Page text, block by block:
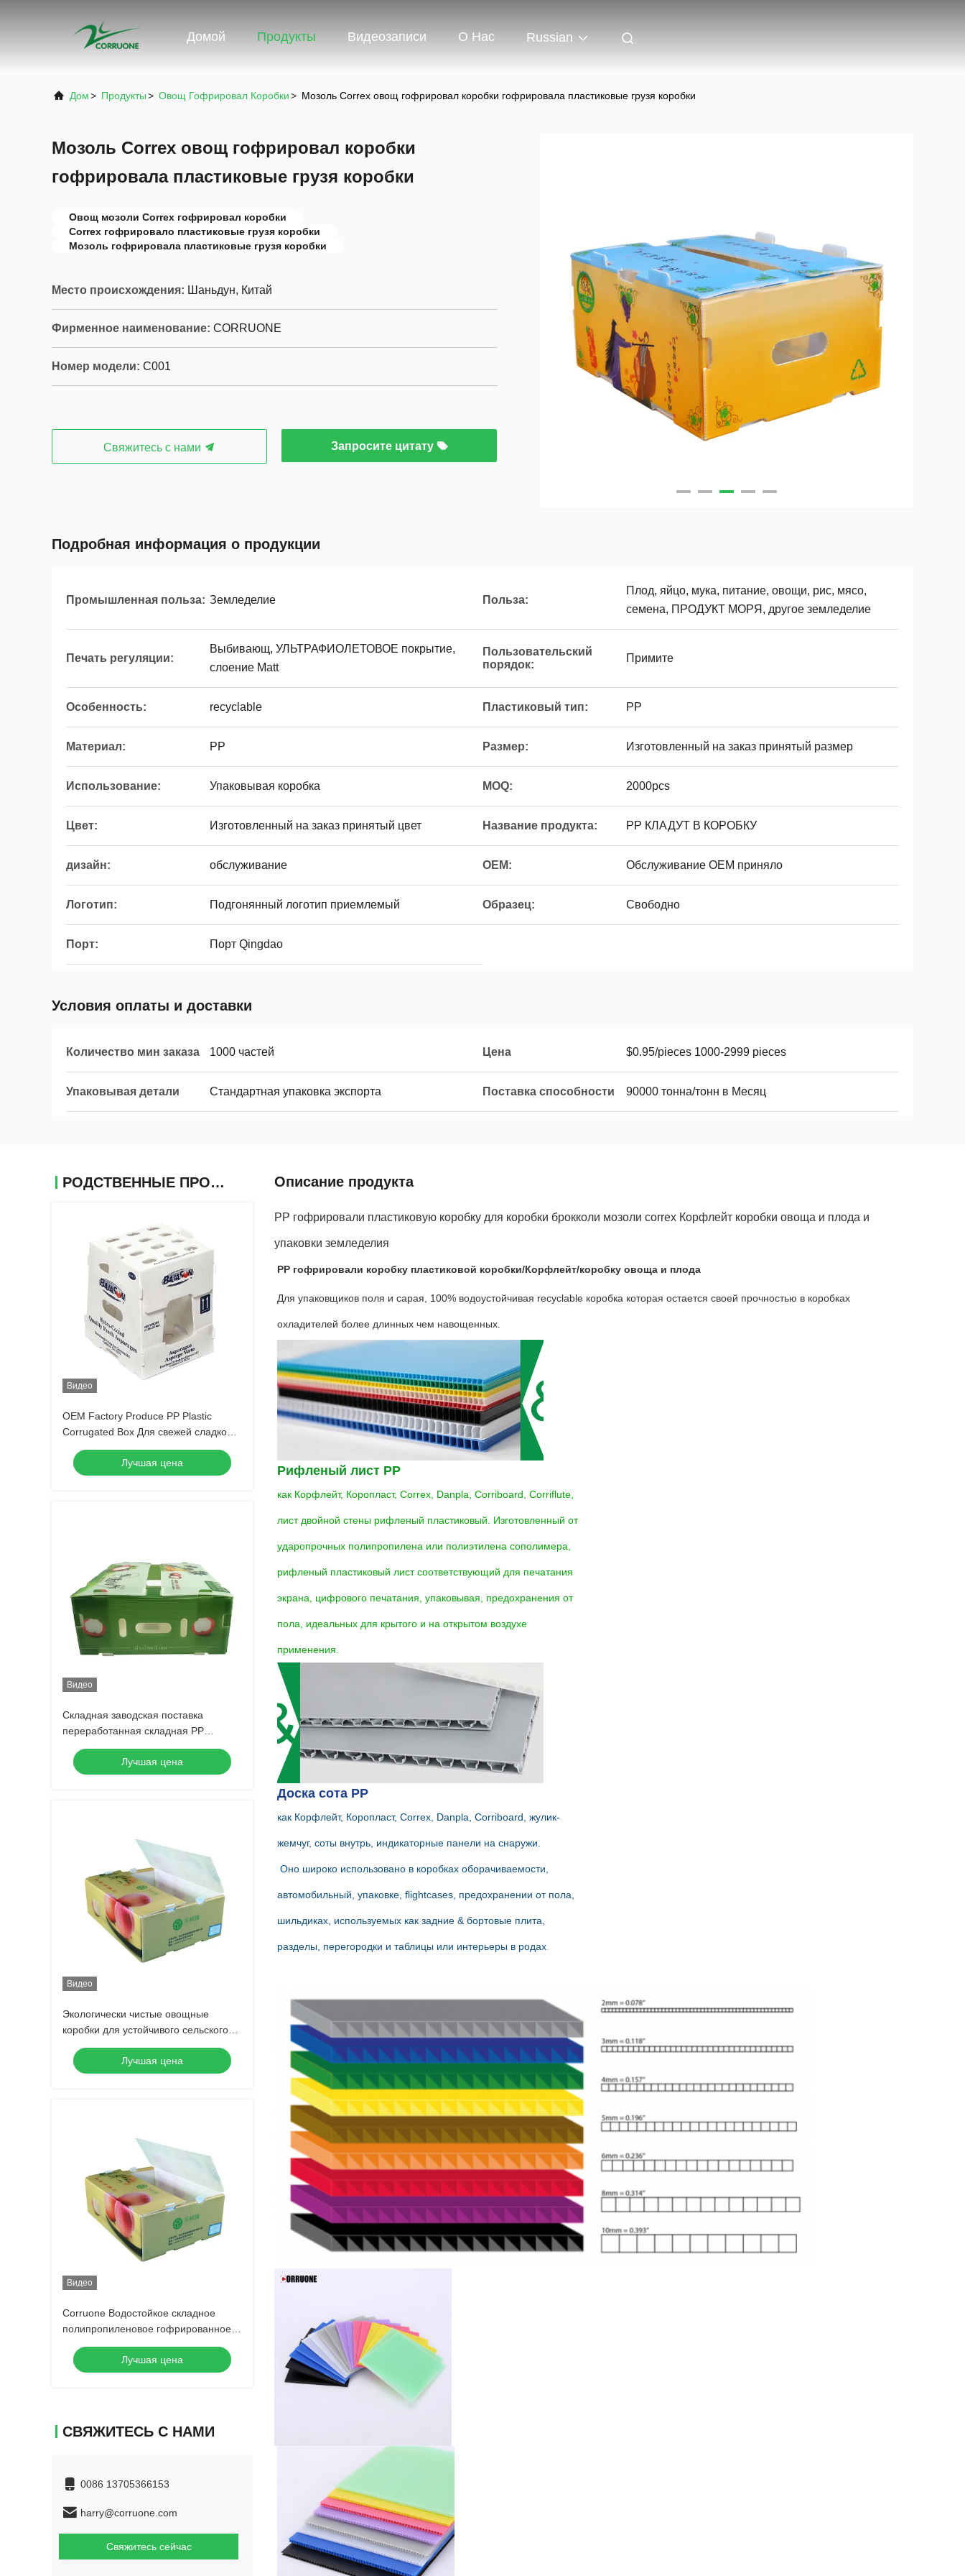
Домой Продукты Видеозаписи О Нас Russian
Дом> Продукты> Овощ Гофрировал Коробки> Мозоль Correx овощ гофрировал коробки гофрировала пластиковые грузя коробки
Мозоль Correx овощ гофрировал коробки
гофрировала пластиковые грузя коробки
Овощ мозоли Correx гофрировал коробки
Correx гофрировало пластиковые грузя коробки
Мозоль гофрировала пластиковые грузя коробки
Место происхождения: Шаньдун, Китай
Фирменное наименование: CORRUONE
Номер модели: C001
Свяжитесь с нами Запросите цитату
Подробная информация о продукции
Промышленная польза: Земледелие Польза:
Плод, яйцо, мука, питание, овощи, рис, мясо,
семена, ПРОДУКТ МОРЯ, другое земледелие
Печать регуляции:
Выбивающ, УЛЬТРАФИОЛЕТОВОЕ покрытие,
слоение Matt
Пользовательский
порядок:
Примите
Особенность: recyclable Пластиковый тип: PP
Материал: PP Размер: Изготовленный на заказ принятый размер
Использование: Упаковывая коробка MOQ: 2000pcs
Цвет: Изготовленный на заказ принятый цвет Название продукта: PP КЛАДУТ В КОРОБКУ
дизайн: обслуживание OEM: Обслуживание OEM приняло
Логотип: Подгонянный логотип приемлемый Образец: Свободно
Порт: Порт Qingdao
Условия оплаты и доставки
Количество мин заказа 1000 частей Цена $0.95/pieces 1000-2999 pieces
Упаковывая детали Стандартная упаковка экспорта Поставка способности 90000 тонна/тонн в Месяц
РОДСТВЕННЫЕ ПРОДУКТЫ
Видео
OEM Factory Produce PP Plastic
Corrugated Box Для свежей сладкой
кукурузы брокколи баклажаны
Имбирный ящикЛучшая цена
Видео
Складная заводская поставка
переработанная складная PP
гофрированная коропласт
пластиковая фруктово-овощная
коробка
Лучшая цена
Видео
Экологически чистые овощные
коробки для устойчивого сельского
хозяйства
Лучшая цена
Видео
Corruone Водостойкое складное
полипропиленовое гофрированное
пластмассовое изделие Фрукты
овощи Спаржа / Имбирь / Таро / Окра
Лучшая цена
СВЯЖИТЕСЬ С НАМИ
0086 13705366153
harry@corruone.com
Свяжитесь сейчас
Описание продукта
PP гофрировали пластиковую коробку для коробки брокколи мозоли correx Корфлейт коробки овоща и плода и
упаковки земледелия
PP гофрировали коробку пластиковой коробки/Корфлейт/коробку овоща и плода
Для упаковщиков поля и сарая, 100% водоустойчивая recyclable коробка которая остается своей прочностью в коробках
охладителей более длинных чем навощенных.
Рифленый лист PP
как Корфлейт, Коропласт, Correx, Danpla, Corriboard, Corriflute,
лист двойной стены рифленый пластиковый. Изготовленный от
ударопрочных полипропилена или полиэтилена сополимера,
рифленый пластиковый лист соответствующий для печатания
экрана, цифрового печатания, упаковывая, предохранения от
пола, идеальных для крытого и на открытом воздухе
применения.
Доска сота PP
как Корфлейт, Коропласт, Correx, Danpla, Corriboard, жулик-
жемчуг, соты внутрь, индикаторные панели на снаружи.
Оно широко использовано в коробках оборачиваемости,
автомобильный, упаковке, flightcases, предохранении от пола,
шильдиках, используемых как задние & бортовые плита,
разделы, перегородки и таблицы или интерьеры в родах